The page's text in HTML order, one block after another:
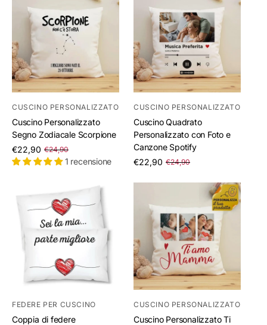
CUSCINO PERSONALIZZATO
Cuscino Personalizzato
Segno Zodiacale Scorpione
€22,90 €24,90
/
per
1 recensione
CUSCINO PERSONALIZZATO
Cuscino Quadrato
Personalizzato con Foto e
Canzone Spotify
€22,90 €24,90
/
FEDERE PER CUSCINO
Coppia di federe
CUSCINO PERSONALIZZATO
Cuscino Personalizzato Ti